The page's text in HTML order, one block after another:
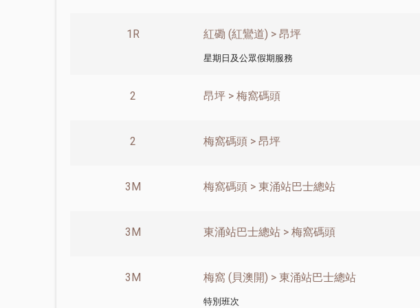
1R 紅磡 (紅鸞道) > 昂坪
星期日及公眾假期服務
2 昂坪 > 梅窩碼頭
2 梅窩碼頭 > 昂坪
3M 梅窩碼頭 > 東涌站巴士總站
3M 東涌站巴士總站 > 梅窩碼頭
3M 梅窩 (貝澳開) > 東涌站巴士總站
特別班次